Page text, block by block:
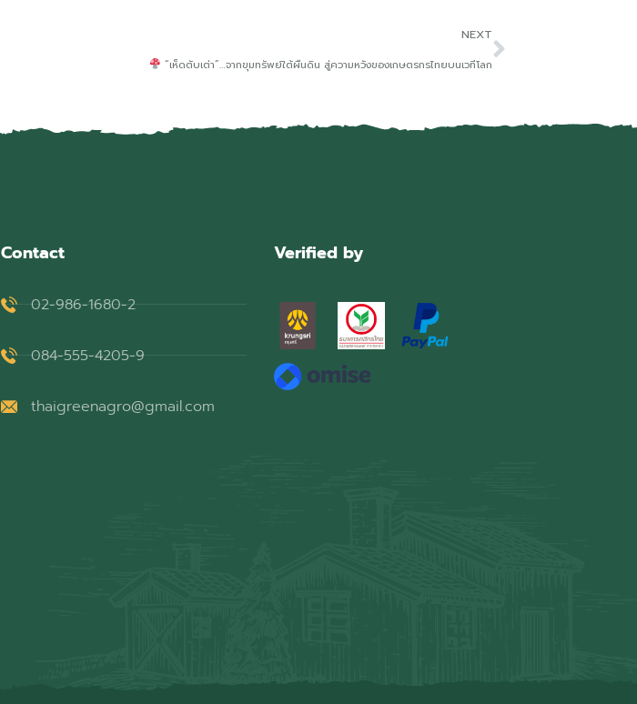
NEXT
“เห็ดตับเต่า”…จากขุมทรัพย์ใต้ผืนดิน สู่ความหวังของเกษตรกรไทยบนเวทีโลก
Contact
02-986-1680-2
084-555-4205-9
thaigreenagro@gmail.com
Verified by